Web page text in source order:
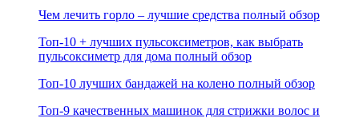
Чем лечить горло – лучшие средства полный обзор
Топ-10 + лучших пульсоксиметров, как выбрать
пульсоксиметр для дома полный обзор
Топ-10 лучших бандажей на колено полный обзор
Топ-9 качественных машинок для стрижки волос и